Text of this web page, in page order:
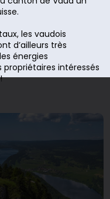
les vaudois
d’ailleurs très
énergies
propriétaires intéressés